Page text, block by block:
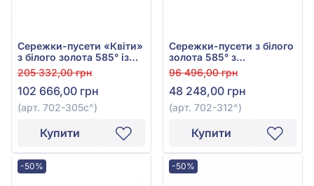
Сережки-пусети «Квіти»
з білого золота 585° із
синім сапфіром 0,73ct та
діамантом 0,4ct, арт.
702-305с
205 332,00 грн
102 666,00 грн
(арт. 702-305с^)
Купити
Сережки-пусети з білого
золота 585° з
діамантами 0,23ct, арт.
702-312
96 496,00 грн
48 248,00 грн
(арт. 702-312^)
Купити
-50% -50%